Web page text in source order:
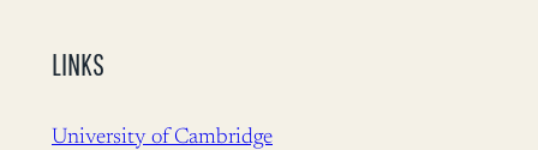
LINKS
University of Cambridge